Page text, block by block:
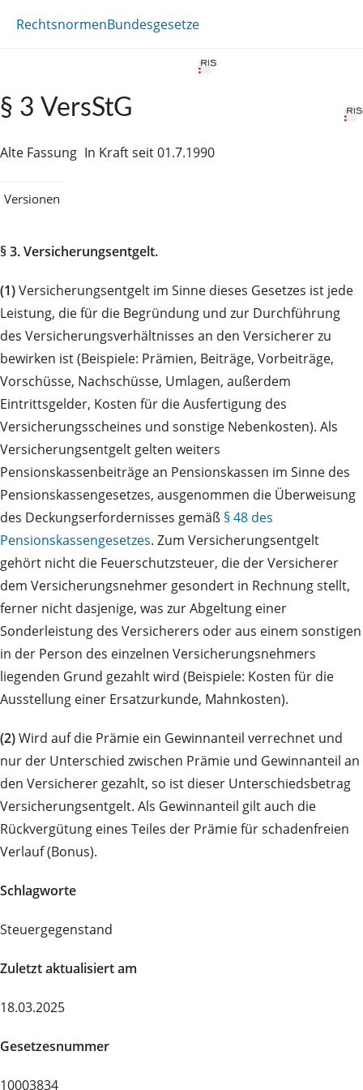
RechtsnormenBundesgesetze
§ 3 VersStG
Alte Fassung In Kraft seit 01.7.1990
Versionen
§ 3. Versicherungsentgelt.
(1)Versicherungsentgelt im Sinne dieses Gesetzes ist jede
Leistung, die für die Begründung und zur Durchführung
des Versicherungsverhältnisses an den Versicherer zu
bewirken ist (Beispiele: Prämien, Beiträge, Vorbeiträge,
Vorschüsse, Nachschüsse, Umlagen, außerdem
Eintrittsgelder, Kosten für die Ausfertigung des
Versicherungsscheines und sonstige Nebenkosten). Als
Versicherungsentgelt gelten weiters
Pensionskassenbeiträge an Pensionskassen im Sinne des
Pensionskassengesetzes, ausgenommen die Überweisung
des Deckungserfordernisses gemäß § 48 des
Pensionskassengesetzes. Zum Versicherungsentgelt
gehört nicht die Feuerschutzsteuer, die der Versicherer
dem Versicherungsnehmer gesondert in Rechnung stellt,
ferner nicht dasjenige, was zur Abgeltung einer
Sonderleistung des Versicherers oder aus einem sonstigen
in der Person des einzelnen Versicherungsnehmers
liegenden Grund gezahlt wird (Beispiele: Kosten für die
Ausstellung einer Ersatzurkunde, Mahnkosten).
(2)Wird auf die Prämie ein Gewinnanteil verrechnet und
nur der Unterschied zwischen Prämie und Gewinnanteil an
den Versicherer gezahlt, so ist dieser Unterschiedsbetrag
Versicherungsentgelt. Als Gewinnanteil gilt auch die
Rückvergütung eines Teiles der Prämie für schadenfreien
Verlauf (Bonus).
Schlagworte
Steuergegenstand
Zuletzt aktualisiert am
18.03.2025
Gesetzesnummer
10003834